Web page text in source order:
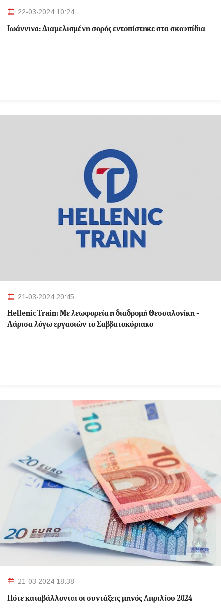
22-03-2024 10:24
Ιωάννινα: Διαμελισμένη σορός εντοπίστηκε στα σκουπίδια
21-03-2024 20:45
Hellenic Train: Με λεωφορεία η διαδρομή Θεσσαλονίκη -
Λάρισα λόγω εργασιών το Σαββατοκύριακο
21-03-2024 18:38
Πότε καταβάλλονται οι συντάξεις μηνός Απριλίου 2024